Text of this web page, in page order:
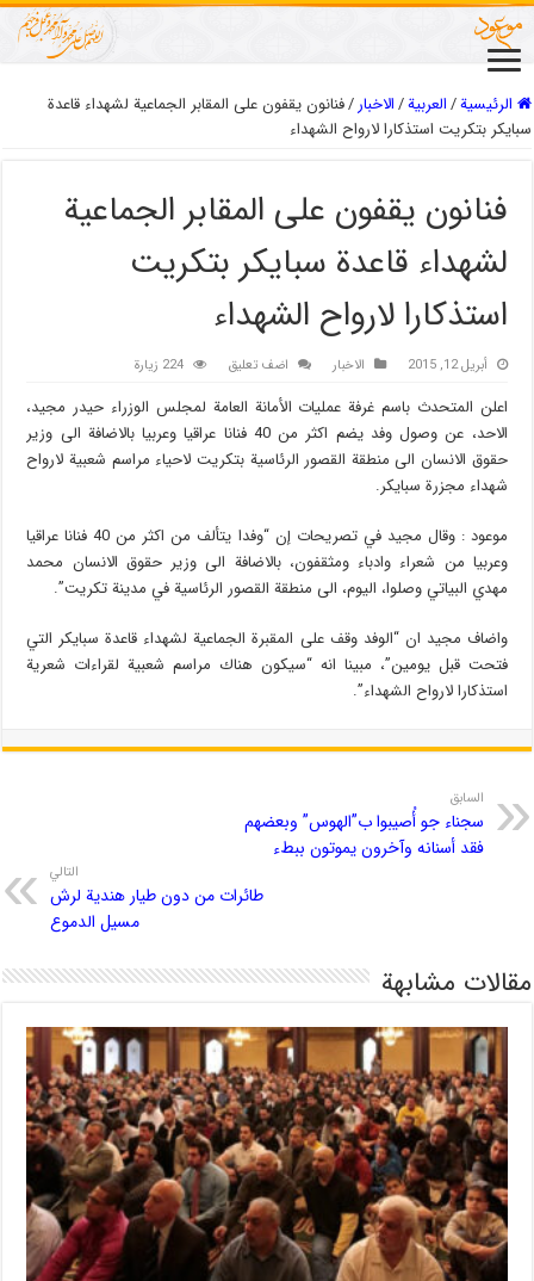
الرئيسية/العربیة/الاخبار/فنانون يقفون على المقابر الجماعية لشهداء قاعدة
سبايكر بتكريت استذكارا لارواح الشهداء
فنانون يقفون على المقابر الجماعية
لشهداء قاعدة سبايكر بتكريت
استذكارا لارواح الشهداء
أبريل 12, 2015 الاخبار اضف تعليق 224 زيارة
اعلن المتحدث باسم غرفة عمليات الأمانة العامة لمجلس الوزراء حيدر مجيد،
الاحد، عن وصول وفد يضم اكثر من 40 فنانا عراقيا وعربيا بالاضافة الى وزير
حقوق الانسان الى منطقة القصور الرئاسية بتكريت لاحياء مراسم شعبية لارواح
شهداء مجزرة سبايكر.
موعود : وقال مجيد في تصريحات إن “وفدا يتألف من اكثر من 40 فنانا عراقيا
وعربيا من شعراء وادباء ومثقفون، بالاضافة الى وزير حقوق الانسان محمد
مهدي البياتي وصلوا، اليوم، الى منطقة القصور الرئاسية في مدينة تكريت”.
واضاف مجيد ان “الوفد وقف على المقبرة الجماعية لشهداء قاعدة سبايكر التي
فتحت قبل يومين”، مبينا انه “سيكون هناك مراسم شعبية لقراءات شعرية
استذكارا لارواح الشهداء”.
السابق
سجناء جو أُصيبوا ب”الهوس” وبعضهم
فقد أسنانه وآخرون يموتون ببطء
التالي
طائرات من دون طيار هندية لرش
مسیل الدموع
مقالات مشابهة